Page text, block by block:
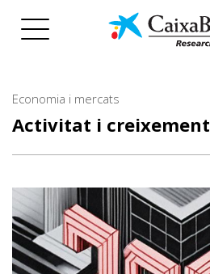
Economia i mercats
Activitat i creixement